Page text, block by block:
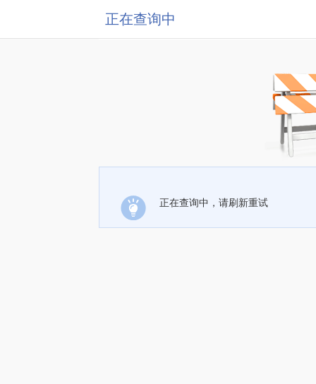
正在查询中
正在查询中，请刷新重试